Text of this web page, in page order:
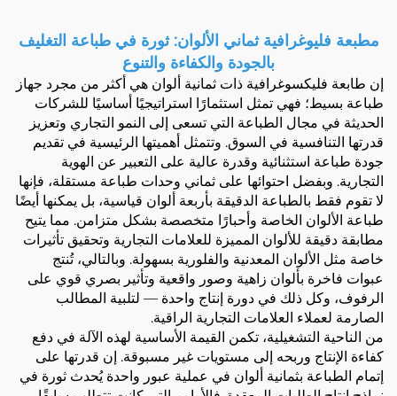
مطبعة فليوغرافية ثماني الألوان: ثورة في طباعة التغليف
بالجودة والكفاءة والتنوع
إن طابعة فليكسوغرافية ذات ثمانية ألوان هي أكثر من مجرد جهاز
طباعة بسيط؛ فهي تمثل استثمارًا استراتيجيًا أساسيًا للشركات
الحديثة في مجال الطباعة التي تسعى إلى النمو التجاري وتعزيز
قدرتها التنافسية في السوق. وتتمثل أهميتها الرئيسية في تقديم
جودة طباعة استثنائية وقدرة عالية على التعبير عن الهوية
التجارية. وبفضل احتوائها على ثماني وحدات طباعة مستقلة، فإنها
لا تقوم فقط بالطباعة الدقيقة بأربعة ألوان قياسية، بل يمكنها أيضًا
طباعة الألوان الخاصة وأحبارًا متخصصة بشكل متزامن. مما يتيح
مطابقة دقيقة للألوان المميزة للعلامات التجارية وتحقيق تأثيرات
خاصة مثل الألوان المعدنية والفلورية بسهولة. وبالتالي، تُنتج
عبوات فاخرة بألوان زاهية وصور واقعية وتأثير بصري قوي على
الرفوف، وكل ذلك في دورة إنتاج واحدة — لتلبية المطالب
الصارمة لعملاء العلامات التجارية الراقية.
من الناحية التشغيلية، تكمن القيمة الأساسية لهذه الآلة في دفع
كفاءة الإنتاج وربحه إلى مستويات غير مسبوقة. إن قدرتها على
إتمام الطباعة بثمانية ألوان في عملية عبور واحدة يُحدث ثورة في